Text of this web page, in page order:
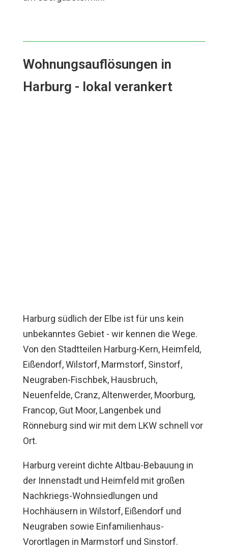
Wohnungsauflösungen in
Harburg - lokal verankert
Harburg südlich der Elbe ist für uns kein
unbekanntes Gebiet - wir kennen die Wege.
Von den Stadtteilen Harburg-Kern, Heimfeld,
Eißendorf, Wilstorf, Marmstorf, Sinstorf,
Neugraben-Fischbek, Hausbruch,
Neuenfelde, Cranz, Altenwerder, Moorburg,
Francop, Gut Moor, Langenbek und
Rönneburg sind wir mit dem LKW schnell vor
Ort.
Harburg vereint dichte Altbau-Bebauung in
der Innenstadt und Heimfeld mit großen
Nachkriegs-Wohnsiedlungen und
Hochhäusern in Wilstorf, Eißendorf und
Neugraben sowie Einfamilienhaus-
Vorortlagen in Marmstorf und Sinstorf.